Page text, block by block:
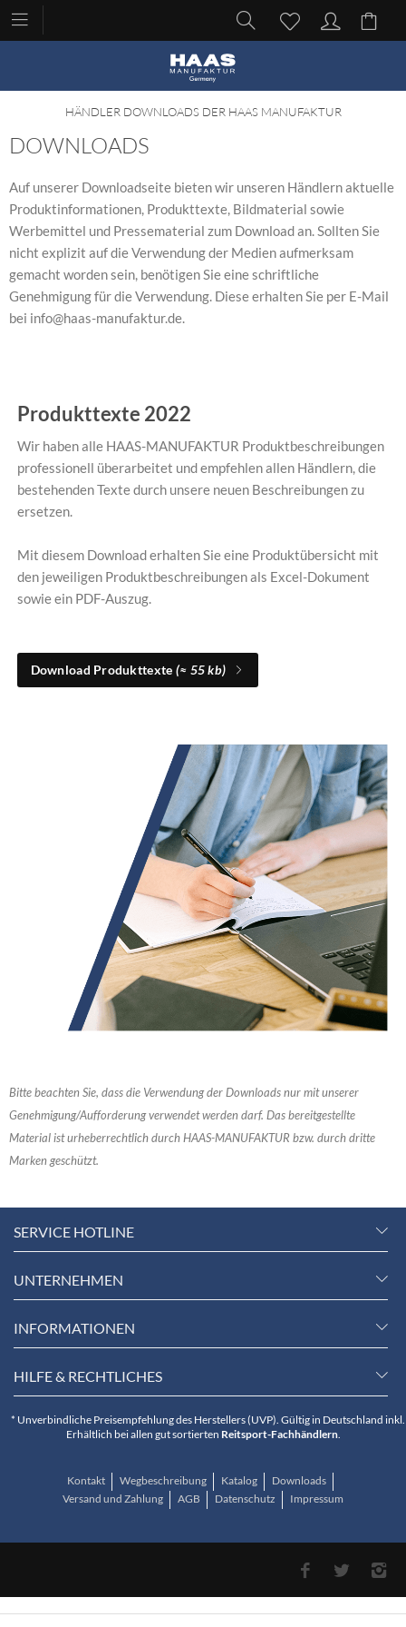
HÄNDLER DOWNLOADS DER HAAS MANUFAKTUR
DOWNLOADS
Auf unserer Downloadseite bieten wir unseren Händlern aktuelle
Produktinformationen, Produkttexte, Bildmaterial sowie
Werbemittel und Pressematerial zum Download an. Sollten Sie
nicht explizit auf die Verwendung der Medien aufmerksam
gemacht worden sein, benötigen Sie eine schriftliche
Genehmigung für die Verwendung. Diese erhalten Sie per E-Mail
bei info@haas-manufaktur.de.
Produkttexte 2022
Wir haben alle HAAS-MANUFAKTUR Produktbeschreibungen
professionell überarbeitet und empfehlen allen Händlern, die
bestehenden Texte durch unsere neuen Beschreibungen zu
ersetzen.
Mit diesem Download erhalten Sie eine Produktübersicht mit
den jeweiligen Produktbeschreibungen als Excel-Dokument
sowie ein PDF-Auszug.
Download Produkttexte (≈ 55 kb)
Bitte beachten Sie, dass die Verwendung der Downloads nur mit unserer
Genehmigung/Aufforderung verwendet werden darf. Das bereitgestellte
Material ist urheberrechtlich durch HAAS-MANUFAKTUR bzw. durch dritte
Marken geschützt.
SERVICE HOTLINE
UNTERNEHMEN
INFORMATIONEN
HILFE & RECHTLICHES
* Unverbindliche Preisempfehlung des Herstellers (UVP). Gültig in Deutschland
Erhältlich bei allen gut sortierten Reitsport-Fachhändlern.
Kontakt Wegbeschreibung Katalog
Downloads
Versand und Zahlung
AGB Datenschutz Impressum